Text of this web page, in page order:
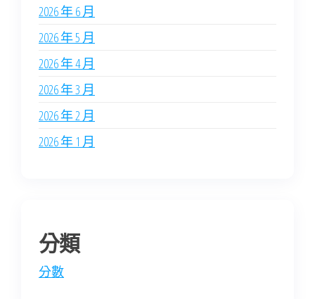
2026 年 6 月
2026 年 5 月
2026 年 4 月
2026 年 3 月
2026 年 2 月
2026 年 1 月
分類
分數